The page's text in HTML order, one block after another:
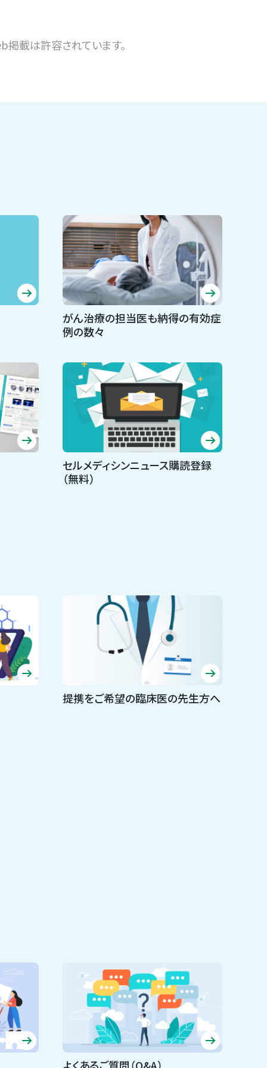
掲載は許容されています。
がん治療の担当医も納得の有効症
例の数々
セルメディシンニュース購読登録
（無料）
提携をご希望の臨床医の先生方へ